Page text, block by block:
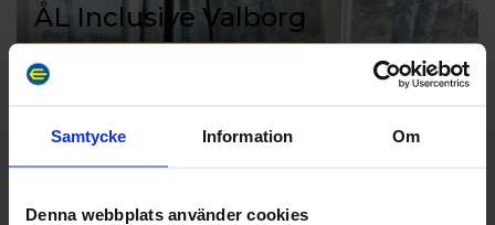
Samtycke Information Om
Denna webbplats använder cookies
ÅL Inclusive Valborg